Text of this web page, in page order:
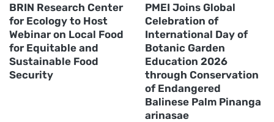
BRIN Research Center
for Ecology to Host
Webinar on Local Food
for Equitable and
Sustainable Food
Security
PMEI Joins Global
Celebration of
International Day of
Botanic Garden
Education 2026
through Conservation
of Endangered
Balinese Palm Pinanga
arinasae